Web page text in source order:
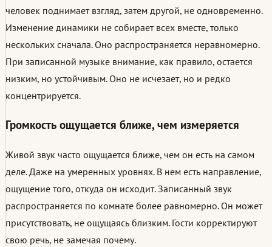
человек поднимает взгляд, затем другой, не одновременно.
Изменение динамики не собирает всех вместе, только
нескольких сначала. Оно распространяется неравномерно.
При записанной музыке внимание, как правило, остается
низким, но устойчивым. Оно не исчезает, но и редко
концентрируется.
Громкость ощущается ближе, чем измеряется
Живой звук часто ощущается ближе, чем он есть на самом
деле. Даже на умеренных уровнях. В нем есть направление,
ощущение того, откуда он исходит. Записанный звук
распространяется по комнате более равномерно. Он может
присутствовать, не ощущаясь близким. Гости корректируют
свою речь, не замечая почему.